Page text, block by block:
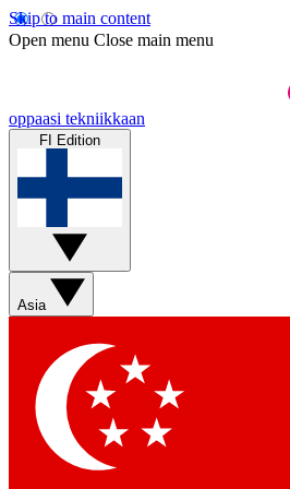
Skip to main content
Open menu Close main menu
oppaasi tekniikkaan
FI Edition
Asia